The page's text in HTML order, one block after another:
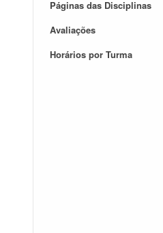
Páginas das Disciplinas
Avaliações
Horários por Turma